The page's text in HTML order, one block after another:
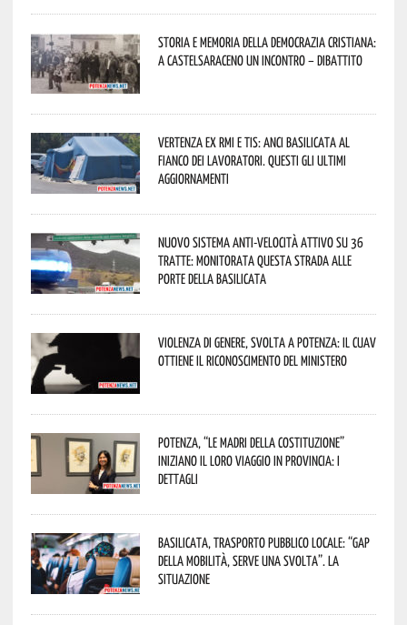
Storia e memoria della Democrazia Cristiana:
a Castelsaraceno un incontro – dibattito
Vertenza ex RMI e TIS: ANCI Basilicata al
fianco dei lavoratori. Questi gli ultimi
aggiornamenti
Nuovo sistema anti-velocità attivo su 36
tratte: monitorata questa strada alle
porte della Basilicata
Violenza di genere, svolta a Potenza: il CUAV
ottiene il riconoscimento del Ministero
Potenza, “Le Madri della Costituzione”
iniziano il loro viaggio in provincia: i
dettagli
Basilicata, trasporto pubblico locale: “Gap
della mobilità, serve una svolta”. La
situazione